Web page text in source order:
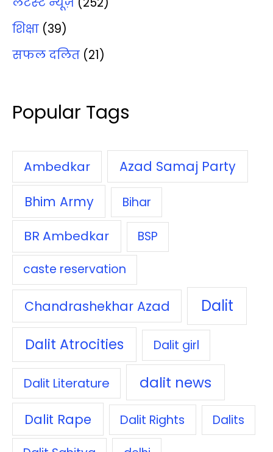
शिक्षा (39)
सफल दलित (21)
Popular Tags
Ambedkar
Azad Samaj Party
Bhim Army
Bihar
BR Ambedkar
BSP
caste reservation
Chandrashekhar Azad Dalit
Dalit Atrocities Dalit girl
Dalit Literature dalit news
Dalit Rape Dalit Rights Dalits